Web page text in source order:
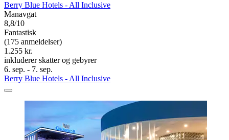
Berry Blue Hotels - All Inclusive
Manavgat
8,8/10
Fantastisk
(175 anmeldelser)
1.255 kr.
inkluderer skatter og gebyrer
6. sep. - 7. sep.
Berry Blue Hotels - All Inclusive